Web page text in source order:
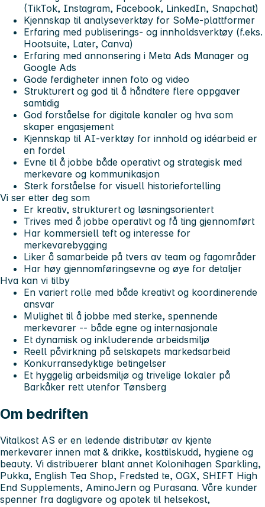
(TikTok, Instagram, Facebook, LinkedIn, Snapchat)
Kjennskap til analyseverktøy for SoMe-plattformer
Erfaring med publiserings- og innholdsverktøy (f.eks.
Hootsuite, Later, Canva)
Erfaring med annonsering i Meta Ads Manager og
Google Ads
Gode ferdigheter innen foto og video
Strukturert og god til å håndtere flere oppgaver
samtidig
God forståelse for digitale kanaler og hva som
skaper engasjement
Kjennskap til AI-verktøy for innhold og idéarbeid er
en fordel
Evne til å jobbe både operativt og strategisk med
merkevare og kommunikasjon
Sterk forståelse for visuell historiefortelling
Vi ser etter deg som
Er kreativ, strukturert og løsningsorientert
Trives med å jobbe operativt og få ting gjennomført
Har kommersiell teft og interesse for
merkevarebygging
Liker å samarbeide på tvers av team og fagområder
Har høy gjennomføringsevne og øye for detaljer
Hva kan vi tilby
En variert rolle med både kreativt og koordinerende
ansvar
Mulighet til å jobbe med sterke, spennende
merkevarer -- både egne og internasjonale
Et dynamisk og inkluderende arbeidsmiljø
Reell påvirkning på selskapets markedsarbeid
Konkurransedyktige betingelser
Et hyggelig arbeidsmiljø og trivelige lokaler på
Barkåker rett utenfor Tønsberg
Om bedriften
Vitalkost AS er en ledende distributør av kjente
merkevarer innen mat & drikke, kosttilskudd, hygiene og
beauty. Vi distribuerer blant annet Kolonihagen Sparkling,
Pukka, English Tea Shop, Fredsted te, OGX, SHIFT High
End Supplements, AminoJern og Purasana. Våre kunder
spenner fra dagligvare og apotek til helsekost,